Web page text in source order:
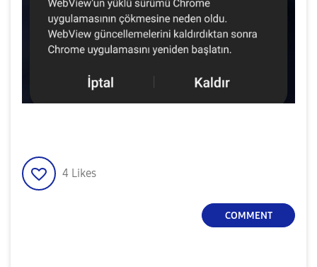
4 Likes
COMMENT